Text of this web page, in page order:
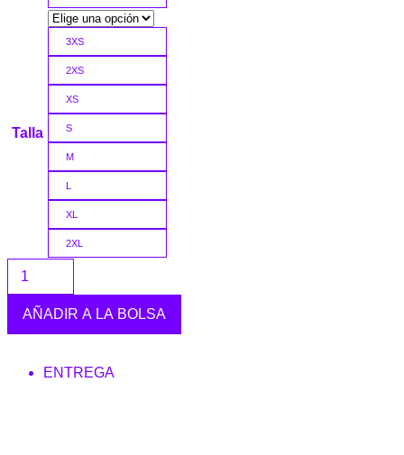
Talla
3XS
2XS
XS
S
M
L
XL
2XL
AÑADIR A LA BOLSA
ENTREGA